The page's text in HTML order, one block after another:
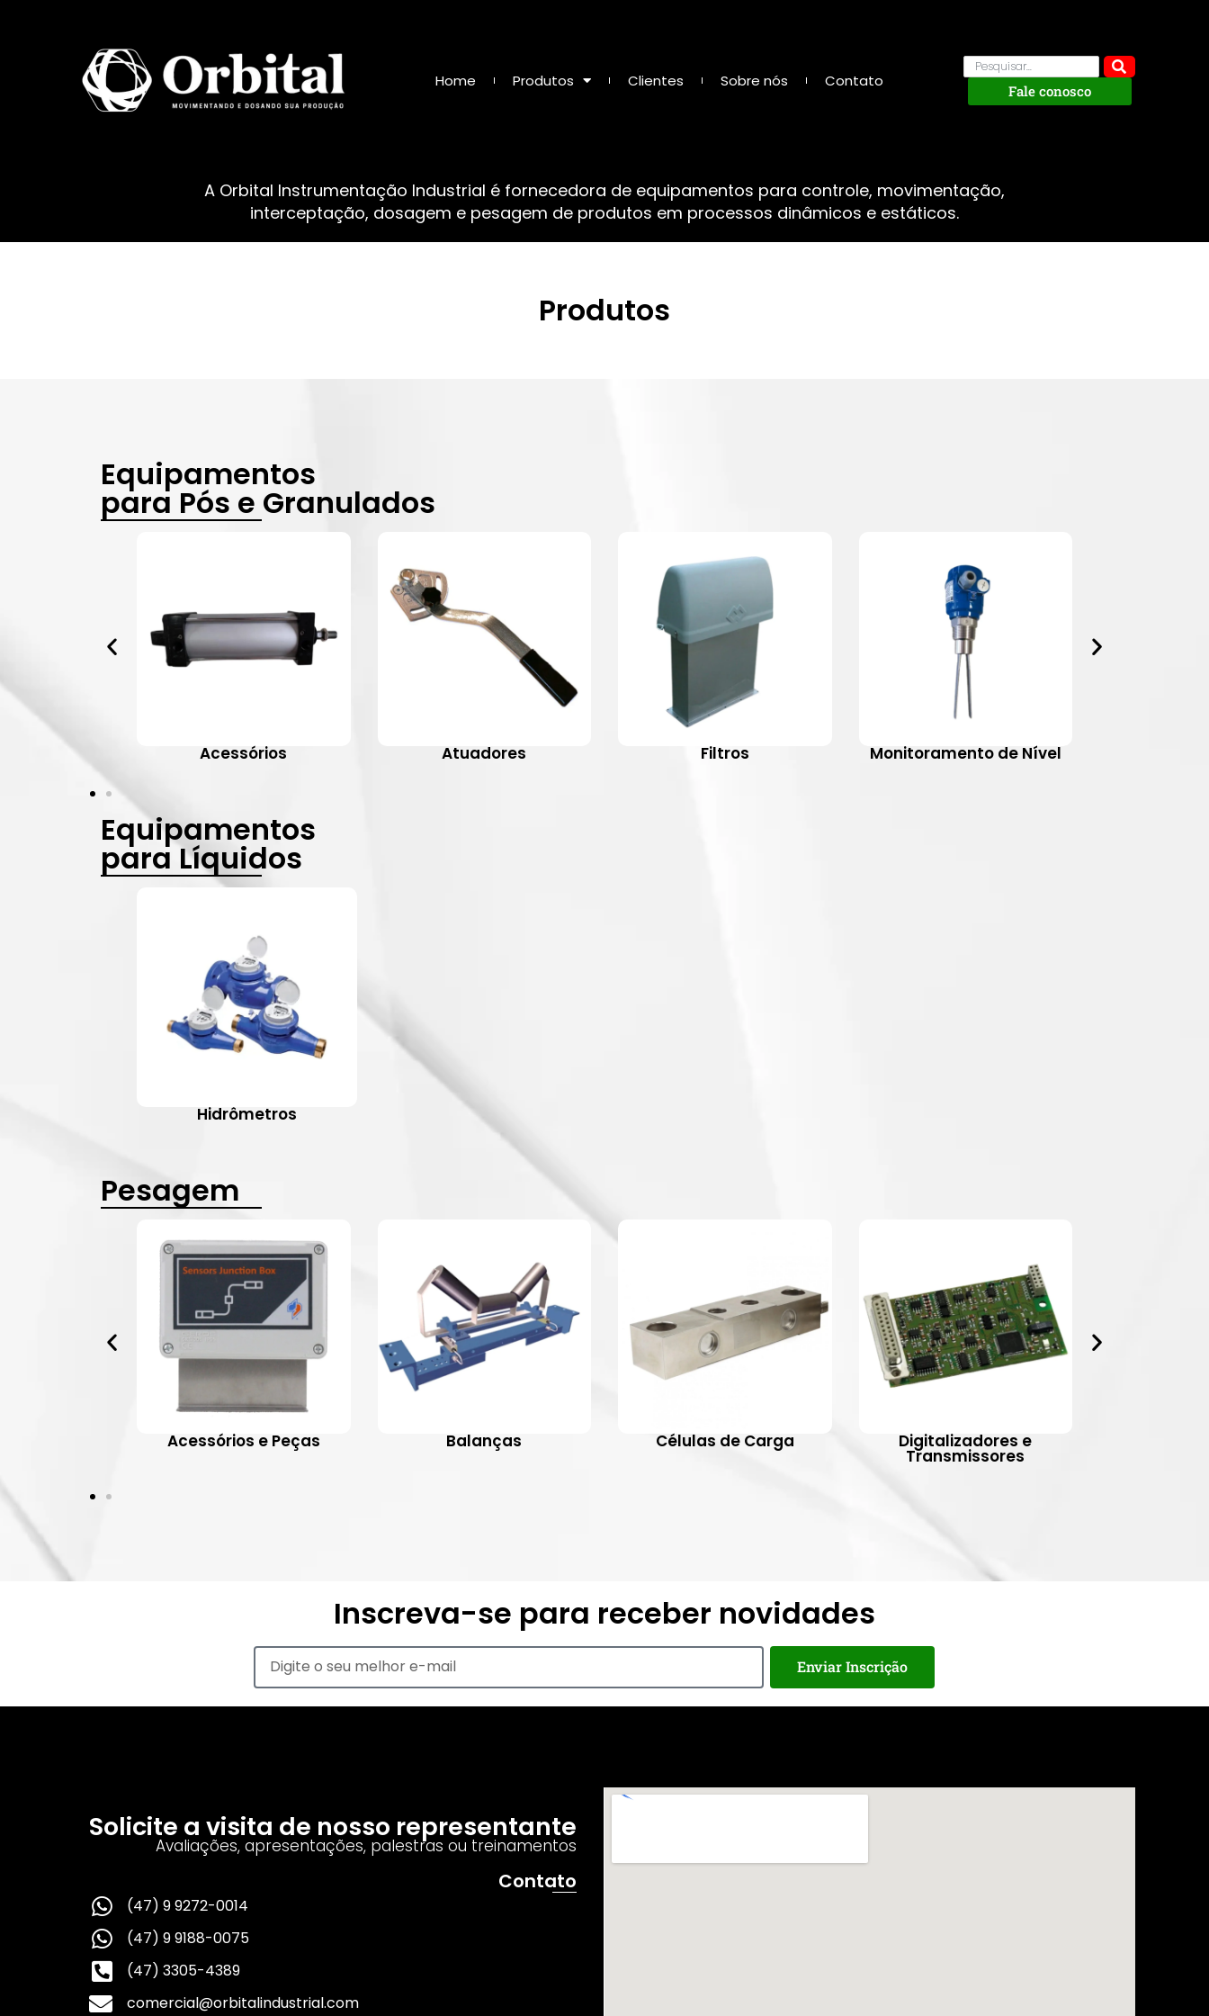
Home Produtos Clientes Sobre nós Contato
Fale conosco
A Orbital Instrumentação Industrial é fornecedora de equipamentos para controle, movimentação,
interceptação, dosagem e pesagem de produtos em processos dinâmicos e estáticos.
Produtos
Equipamentos
para Pós e Granulados
Acessórios Atuadores Filtros Monitoramento de Nível
Equipamentos
para Líquidos
Hidrômetros
Pesagem
Acessórios e Peças Balanças Células de Carga Digitalizadores e
Transmissores
Inscreva-se para receber novidades
Enviar Inscrição
Solicite a visita de nosso representante
Avaliações, apresentações, palestras ou treinamentos
Contato
(47) 9 9272-0014
(47) 9 9188-0075
(47) 3305-4389
comercial@orbitalindustrial.com